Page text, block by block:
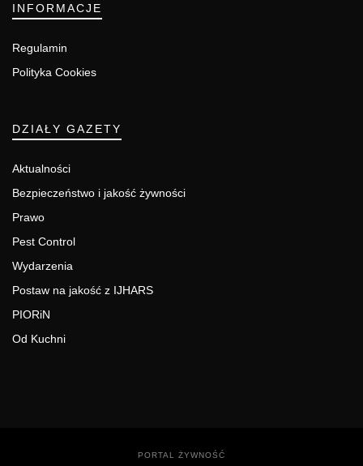
INFORMACJE
Regulamin
Polityka Cookies
DZIAŁY GAZETY
Aktualności
Bezpieczeństwo i jakość żywności
Prawo
Pest Control
Wydarzenia
Postaw na jakość z IJHARS
PIORiN
Od Kuchni
PORTAL ŻYWNOŚĆ